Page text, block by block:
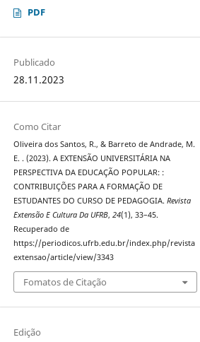
PDF
Publicado
28.11.2023
Como Citar
Oliveira dos Santos, R., & Barreto de Andrade, M.
E. . (2023). A EXTENSÃO UNIVERSITÁRIA NA
PERSPECTIVA DA EDUCAÇÃO POPULAR: :
CONTRIBUIÇÕES PARA A FORMAÇÃO DE
ESTUDANTES DO CURSO DE PEDAGOGIA.Revista
Extensão E Cultura Da UFRB,24(1), 33–45.
Recuperado de
https://periodicos.ufrb.edu.br/index.php/revista
extensao/article/view/3343
Fomatos de Citação
Edição